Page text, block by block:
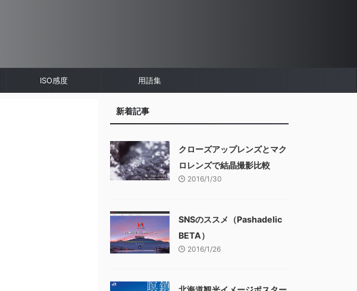
ISO感度 用語集
新着記事
クローズアップレンズとマク
ロレンズで結晶撮影比較
2016/1/30
SNSのススメ（Pashadelic
BETA）
2016/1/26